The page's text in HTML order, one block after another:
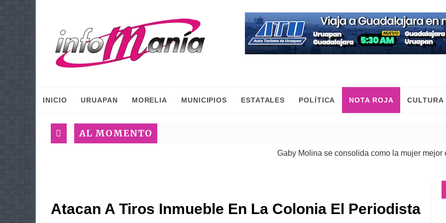
INICIO URUAPAN MORELIA MUNICIPIOS ESTATALES POLÍTICA NOTA ROJA CULTURA
AL MOMENTO
Gaby Molina se consolida como la mujer mejor
Atacan A Tiros Inmueble En La Colonia El Periodista